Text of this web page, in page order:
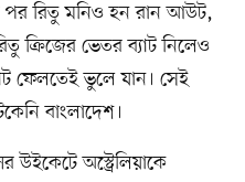
পর রিতু মনিও হন রান আউট,
ক্রিজের ভেতর ব্যাট নিলেও
ফেলতেই ভুলে যান। সেই
বাংলাদেশ।
উইকেটে অস্ট্রেলিয়াকে